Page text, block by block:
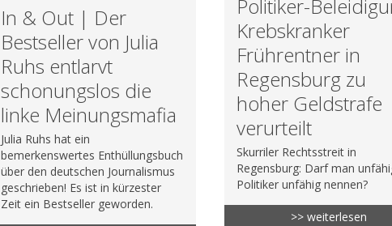
In & Out | Der
Bestseller von Julia
Ruhs entlarvt
schonungslos die
linke Meinungsmafia
Julia Ruhs hat ein
bemerkenswertes Enthüllungsbuch
über den deutschen Journalismus
geschrieben! Es ist in kürzester
Zeit ein Bestseller geworden.
Politiker-
Krebskranker
Frührentner in
Regensburg zu
hoher Geldstrafe
verurteilt
Skurriler Rechtsstreit in
Regensburg: Darf man
Politiker unfähig nennen?
>> weiterlesen